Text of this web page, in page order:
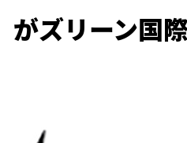
がズリーン国